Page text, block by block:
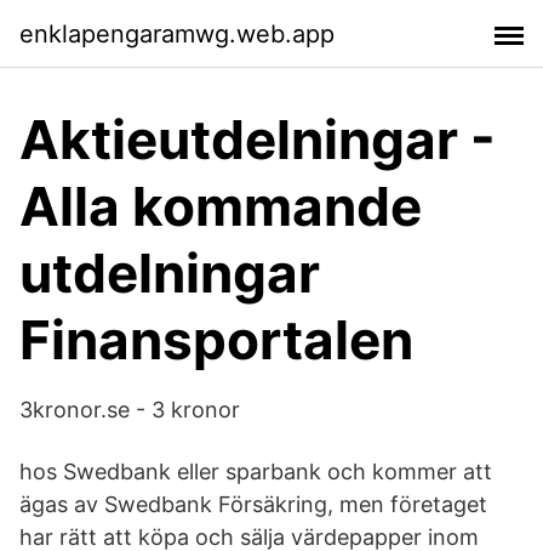
enklapengaramwg.web.app
Aktieutdelningar -
Alla kommande
utdelningar
Finansportalen
3kronor.se - 3 kronor
hos Swedbank eller sparbank och kommer att
ägas av Swedbank Försäkring, men företaget
har rätt att köpa och sälja värdepapper inom